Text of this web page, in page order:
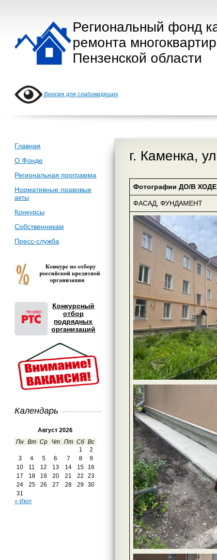
Региональный фонд
ремонта
Пензенской области
Версия для слабовидящих
Главная
О Фонде
Региональная программа
Нормативные правовые
акты
Конкурсы
Собственникам
Пресс-служба
Конкурсный
отбор
подрядных
организаций
Календарь
Август 2026
Пн Вт Ср Чт Пт Сб Вс
1
2
3
4 5 6 7 8
9
10
11 12 13 14 15
16
17
18 19 20 21 22
23
24
25 26 27 28 29
30
31
« Июл
г. Каменка,
Фотографии ДО/В ХОДЕ
ФАСАД, ФУНДАМЕНТ